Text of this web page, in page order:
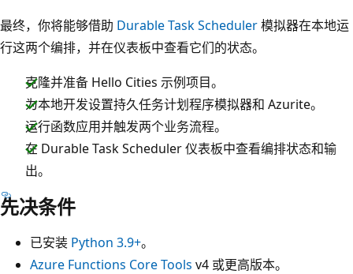
最终，你将能够借助 Durable Task Scheduler模拟器在本地运
行这两个编排，并在仪表板中查看它们的状态。
克隆并准备 Hello Cities 示例项目。
为本地开发设置持久任务计划程序模拟器和 Azurite。
运行函数应用并触发两个业务流程。
在 Durable Task Scheduler 仪表板中查看编排状态和输
出。
先决条件
已安装 Python 3.9+。
Azure Functions Core Tools v4 或更高版本。